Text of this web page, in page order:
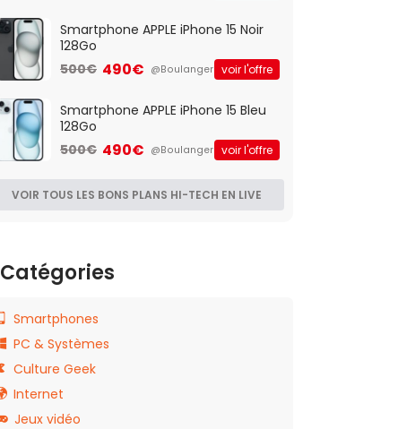
Smartphone APPLE iPhone 15 Noir
128Go
500€ 490€ @Boulanger voir l'offre
Smartphone APPLE iPhone 15 Bleu
128Go
500€ 490€ @Boulanger voir l'offre
VOIR TOUS LES BONS PLANS HI-TECH EN LIVE
Catégories
Smartphones
PC & Systèmes
Culture Geek
Internet
Jeux vidéo